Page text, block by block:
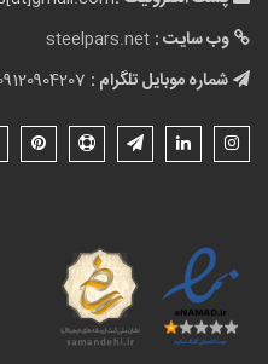
وب سایت : steelpars.net
شماره موبایل تلگرام :